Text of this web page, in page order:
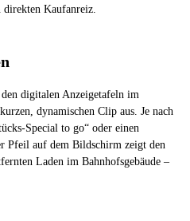
Kaufanreiz.
digitalen Anzeigetafeln im
dynamischen Clip aus. Je nach
Special to go“ oder einen
Pfeil auf dem Bildschirm zeigt den
Laden im Bahnhofsgebäude –